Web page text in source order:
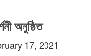
অনুষ্ঠিত
17, 2021